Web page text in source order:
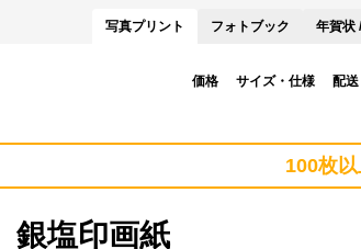
写真プリント フォトブック 年賀状
価格 サイズ・仕様 配
100枚
銀塩印画紙